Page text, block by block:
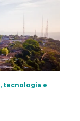
tecnologia e